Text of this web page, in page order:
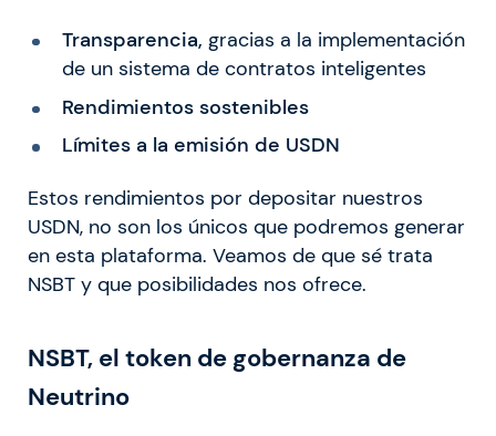
Transparencia, gracias a la implementación
de un sistema de contratos inteligentes
Rendimientos sostenibles
Límites a la emisión de USDN
Estos rendimientos por depositar nuestros
USDN, no son los únicos que podremos generar
en esta plataforma. Veamos de que sé trata
NSBT y que posibilidades nos ofrece.
NSBT, el token de gobernanza de
Neutrino